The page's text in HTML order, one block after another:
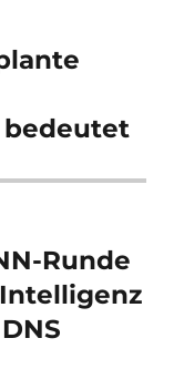
Runde